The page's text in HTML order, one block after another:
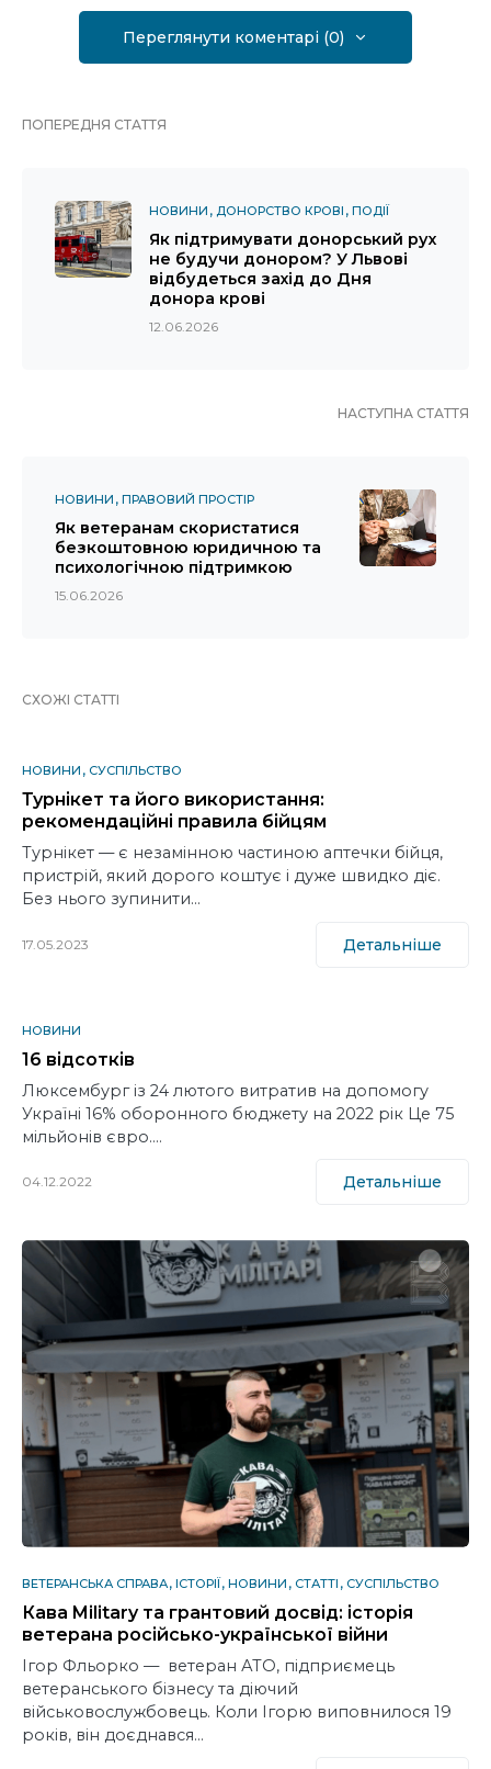
Переглянути коментарі (0)
ПОПЕРЕДНЯ СТАТТЯ
НОВИНИ ДОНОРСТВО КРОВІ ПОДІЇ
Як підтримувати донорський рух
не будучи донором? У Львові
відбудеться захід до Дня
донора крові
12.06.2026
НАСТУПНА СТАТТЯ
НОВИНИ ПРАВОВИЙ ПРОСТІР
Як ветеранам скористатися
безкоштовною юридичною та
психологічною підтримкою
15.06.2026
СХОЖІ СТАТТІ
НОВИНИ СУСПІЛЬСТВО
Турнікет та його використання:
рекомендаційні правила бійцям
Турнікет — є незамінною частиною аптечки бійця,
пристрій, який дорого коштує і дуже швидко діє.
Без нього зупинити…
17.05.2023 Детальніше
НОВИНИ
16 відсотків
Люксембург із 24 лютого витратив на допомогу
Україні 16% оборонного бюджету на 2022 рік Це 75
мільйонів євро.…
04.12.2022 Детальніше
ВЕТЕРАНСЬКА СПРАВА ІСТОРІЇ НОВИНИ СТАТТІ СУСПІЛЬСТВО
Кава Military та грантовий досвід: історія
ветерана російсько-української війни
Ігор Фльорко — ветеран АТО, підприємець
ветеранського бізнесу та діючий
військовослужбовець. Коли Ігорю виповнилося 19
років, він доєднався…